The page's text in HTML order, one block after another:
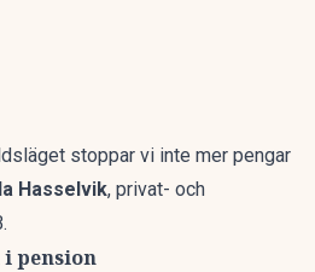
stoppar vi inte mer pengar
Hasselvik, privat- och
pension